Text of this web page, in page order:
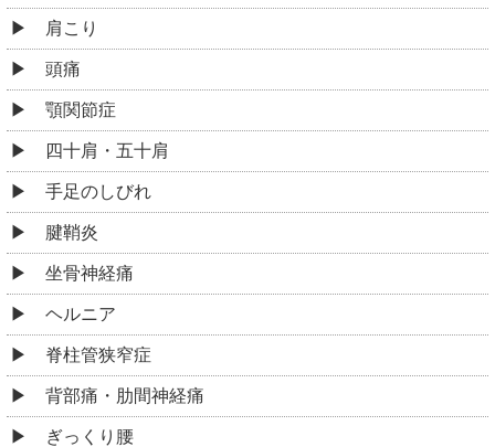
肩こり
頭痛
顎関節症
四十肩・五十肩
手足のしびれ
腱鞘炎
坐骨神経痛
ヘルニア
脊柱管狭窄症
背部痛・肋間神経痛
ぎっくり腰